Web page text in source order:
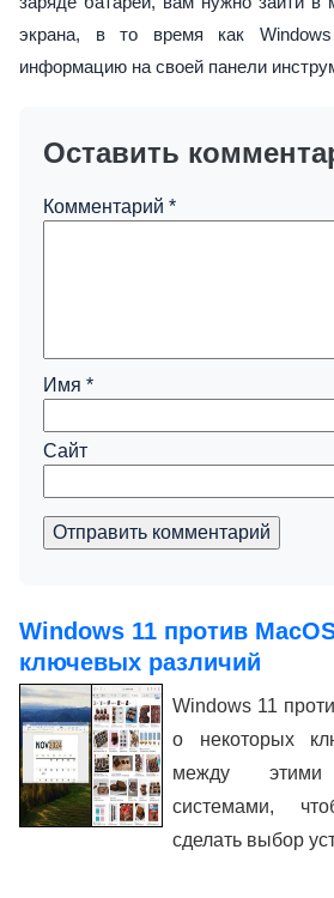
экрана, в то время как
информацию на своей панели
Оставить
Комментарий *
Имя *
Сайт
Отправить комментарий
Windows 11 против
ключевых различий
Windows 11
о некоторых
между этими
системами,
сделать выбор